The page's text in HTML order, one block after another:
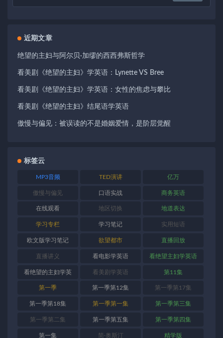
近期文章
绝望的主妇与阿尔贝·加缪的西西弗斯哲学
看美剧《绝望的主妇》学英语：Lynette VS Bree
看美剧《绝望的主妇》学英语：女性的焦虑与攀比
看美剧《绝望的主妇》结尾语学英语
傲慢与偏见：被误读的不是婚姻爱情，是阶层觉醒
标签云
MP3音频 TED演讲 亿万
傲慢与偏见 口语实战 商务英语
在线观看 地区切换 地道表达
学习专栏 学习笔记 实用短语
欧文版学习笔记 欲望都市 直播回放
直播讲义 看电影学英语 看绝望主妇学英语
看绝望的主妇学英
语
看美剧学英语 第11集
第一季 第一季第12集 第一季第17集
第一季第18集 第一季第一集 第一季第三集
第一季第二集 第一季第五集 第一季第四集
第一集 简·奥斯汀 精学版